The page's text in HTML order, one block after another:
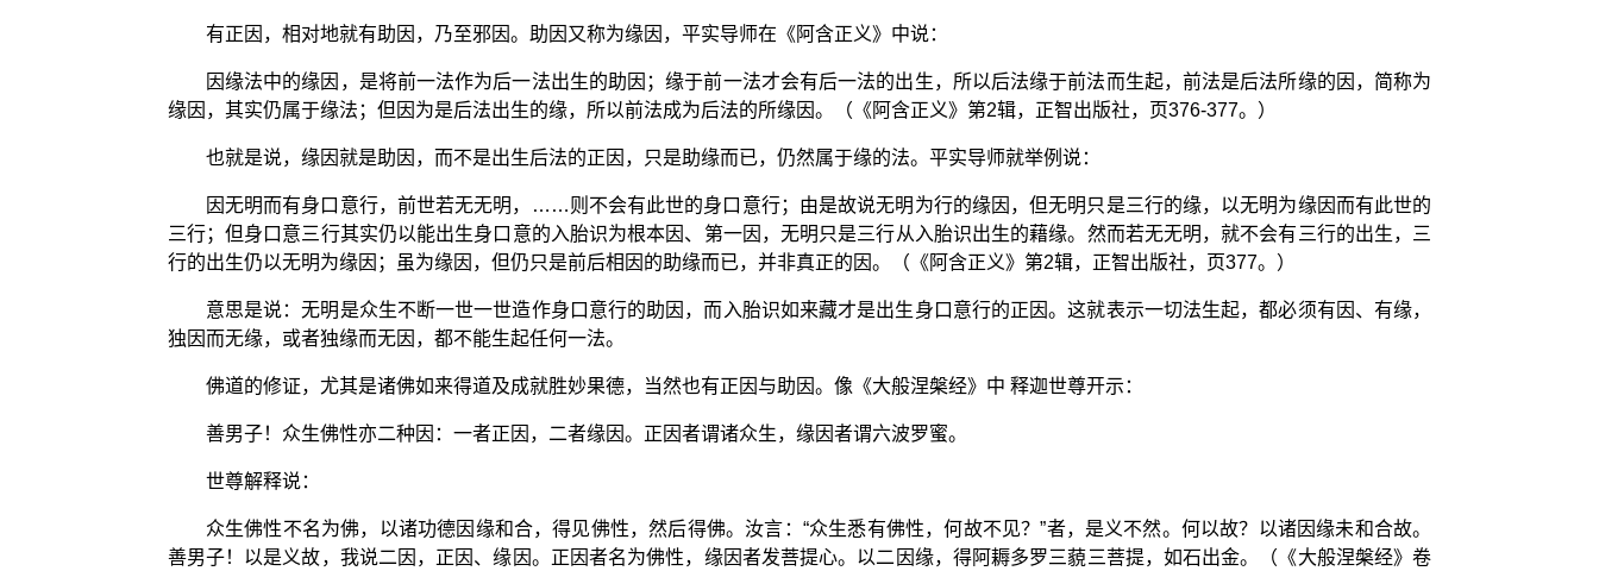
有正因，相对地就有助因，乃至邪因。助因又称为缘因，平实导师在《阿含正义》中说：
因缘法中的缘因，是将前一法作为后一法出生的助因；缘于前一法才会有后一法的出生，所以后法缘于前法而生起，前法是后法所缘的因，简称为
缘因，其实仍属于缘法；但因为是后法出生的缘，所以前法成为后法的所缘因。（《阿含正义》第2辑，正智出版社，页376-377。）
也就是说，缘因就是助因，而不是出生后法的正因，只是助缘而已，仍然属于缘的法。平实导师就举例说：
因无明而有身口意行，前世若无无明，……则不会有此世的身口意行；由是故说无明为行的缘因，但无明只是三行的缘，以无明为缘因而有此世的
三行；但身口意三行其实仍以能出生身口意的入胎识为根本因、第一因，无明只是三行从入胎识出生的藉缘。然而若无无明，就不会有三行的出生，三
行的出生仍以无明为缘因；虽为缘因，但仍只是前后相因的助缘而已，并非真正的因。（《阿含正义》第2辑，正智出版社，页377。）
意思是说：无明是众生不断一世一世造作身口意行的助因，而入胎识如来藏才是出生身口意行的正因。这就表示一切法生起，都必须有因、有缘，
独因而无缘，或者独缘而无因，都不能生起任何一法。
佛道的修证，尤其是诸佛如来得道及成就胜妙果德，当然也有正因与助因。像《大般涅槃经》中 释迦世尊开示：
善男子！众生佛性亦二种因：一者正因，二者缘因。正因者谓诸众生，缘因者谓六波罗蜜。
世尊解释说：
众生佛性不名为佛，以诸功德因缘和合，得见佛性，然后得佛。汝言：“众生悉有佛性，何故不见？”者，是义不然。何以故？以诸因缘未和合故。
善男子！以是义故，我说二因，正因、缘因。正因者名为佛性，缘因者发菩提心。以二因缘，得阿耨多罗三藐三菩提，如石出金。（《大般涅槃经》卷